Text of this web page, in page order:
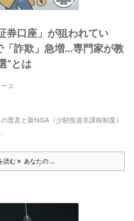
券口座」が狙われてい
「詐欺」急増…専門家が教
”とは
ス
普及と新NISA（少額投資非課税制度）
読む あなたの ...